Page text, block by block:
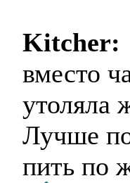
Kitcher:
вместо
утоляла
Лучше
пить по